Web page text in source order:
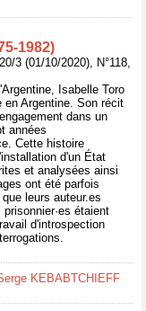
1982)
3 (01/10/2020), N°118,
Isabelle Toro
en Argentine. Son récit
dans un
années
Cette histoire
d'un État
et analysées ainsi
ont été parfois
leurs auteur.es
étaient
d'introspection
KEBABTCHIEFF